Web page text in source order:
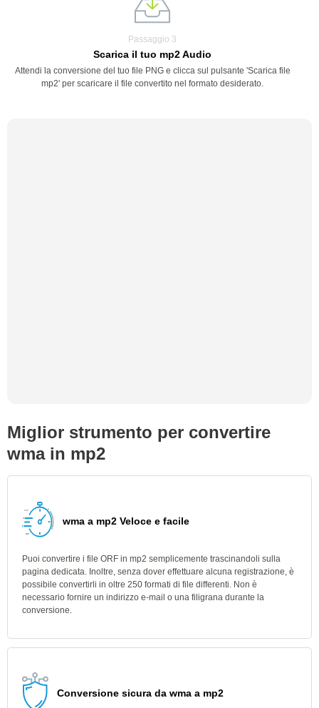
Passaggio 3
Scarica il tuo mp2 Audio
Attendi la conversione del tuo file PNG e clicca sul pulsante 'Scarica file
mp2' per scaricare il file convertito nel formato desiderato.
Miglior strumento per convertire
wma in mp2
wma a mp2 Veloce e facile
Puoi convertire i file ORF in mp2 semplicemente trascinandoli sulla
pagina dedicata. Inoltre, senza dover effettuare alcuna registrazione, è
possibile convertirli in oltre 250 formati di file differenti. Non è
necessario fornire un indirizzo e-mail o una filigrana durante la
conversione.
Conversione sicura da wma a mp2